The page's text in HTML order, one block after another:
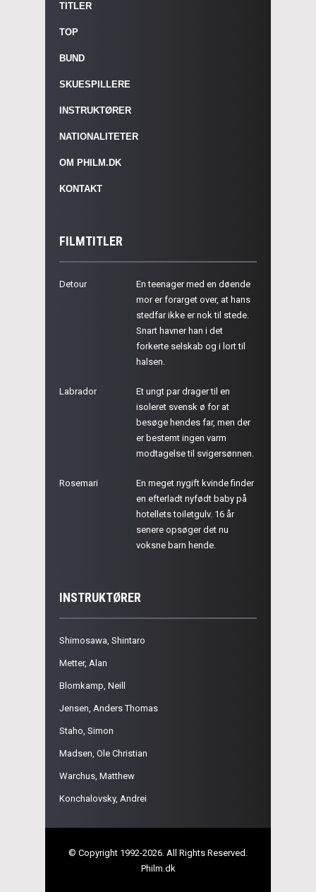
TITLER
TOP
BUND
SKUESPILLERE
INSTRUKTØRER
NATIONALITETER
OM PHILM.DK
KONTAKT
FILMTITLER
Detour
En teenager med en døende
mor er forarget over, at hans
stedfar ikke er nok til stede.
Snart havner han i det
forkerte selskab og i lort til
halsen.
Labrador
Et ungt par drager til en
isoleret svensk ø for at
besøge hendes far, men der
er bestemt ingen varm
modtagelse til svigersønnen.
Rosemari
En meget nygift kvinde finder
en efterladt nyfødt baby på
hotellets toiletgulv. 16 år
senere opsøger det nu
voksne barn hende.
INSTRUKTØRER
Shimosawa, Shintaro
Metter, Alan
Blomkamp, Neill
Jensen, Anders Thomas
Staho, Simon
Madsen, Ole Christian
Warchus, Matthew
Konchalovsky, Andrei
© Copyright 1992-2026. All Rights Reserved.
Philm.dk